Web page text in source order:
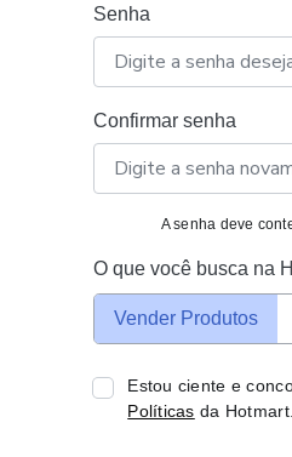
Senha
Confirmar senha
A senha deve
O que você busca na
Vender Produtos
Estou ciente e
Políticas da Hotmart.